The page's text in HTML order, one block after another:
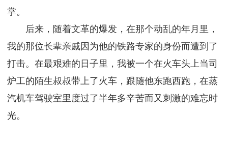
掌。
后来，随着文革的爆发，在那个动乱的年月里，
我的那位长辈亲戚因为他的铁路专家的身份而遭到了
打击。在最艰难的日子里，我被一个在火车头上当司
炉工的陌生叔叔带上了火车，跟随他东跑西跑，在蒸
汽机车驾驶室里度过了半年多辛苦而又刺激的难忘时
光。